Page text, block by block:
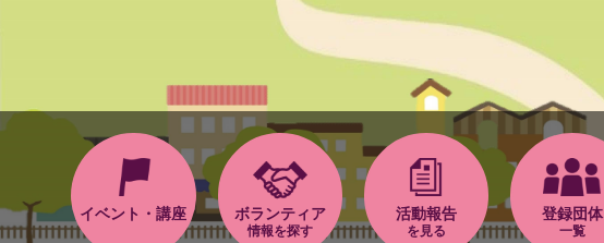
イベント・講座 ボランティア
情報を探す
活動報告
を見る
登録団体
一覧